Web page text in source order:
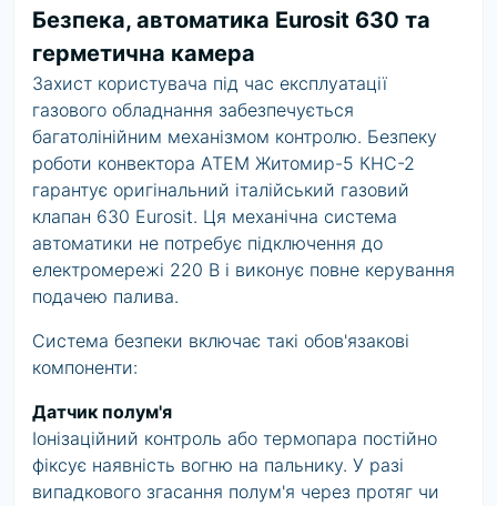
Безпека, автоматика Eurosit 630 та
герметична камера
Захист користувача під час експлуатації
газового обладнання забезпечується
багатолінійним механізмом контролю. Безпеку
роботи конвектора АТЕМ Житомир-5 КНС-2
гарантує оригінальний італійський газовий
клапан 630 Eurosit. Ця механічна система
автоматики не потребує підключення до
електромережі 220 В і виконує повне керування
подачею палива.
Система безпеки включає такі обов'язакові
компоненти:
Датчик полум'я
Іонізаційний контроль або термопара постійно
фіксує наявність вогню на пальнику. У разі
випадкового згасання полум'я через протяг чи